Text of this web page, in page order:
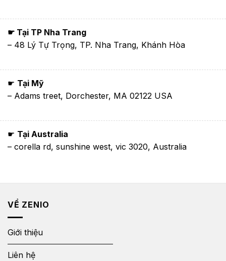
☛ Tại TP Nha Trang
– 48 Lý Tự Trọng, TP. Nha Trang, Khánh Hòa
☛ Tại Mỹ
– Adams treet, Dorchester, MA 02122 USA
☛ Tại Australia
– corella rd, sunshine west, vic 3020, Australia
VỀ ZENIO
Giới thiệu
Liên hệ